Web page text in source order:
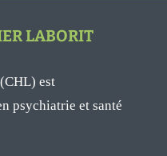
LABORIT
est
psychiatrie et santé